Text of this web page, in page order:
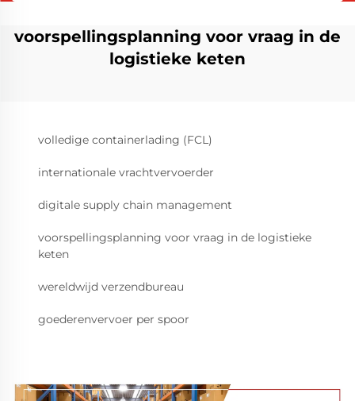
voorspellingsplanning voor vraag in de
logistieke keten
volledige containerlading (FCL)
internationale vrachtvervoerder
digitale supply chain management
voorspellingsplanning voor vraag in de logistieke
keten
wereldwijd verzendbureau
goederenvervoer per spoor